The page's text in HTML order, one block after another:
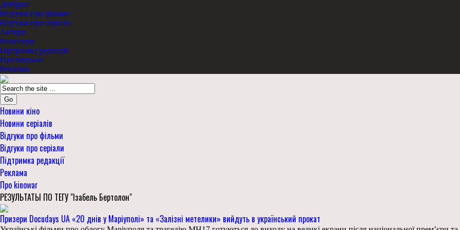
Добірки
Відгуки про фільми
Відгуки про серіали
Актори
Режисери
Підтримка редакції
Про kinowar
Реклама
Go
Новини кіно
Новини серіалів
Відгуки про фільми
Відгуки про серіали
Підтримка редакції
Реклама
Про kinowar
РЕЗУЛЬТАТЫ ПО ТЕГУ "Ізабель Бертолон"
Призери Docudays UA «20 днів у Маріуполі» та «Залізні метелики» вийдуть в український прокат